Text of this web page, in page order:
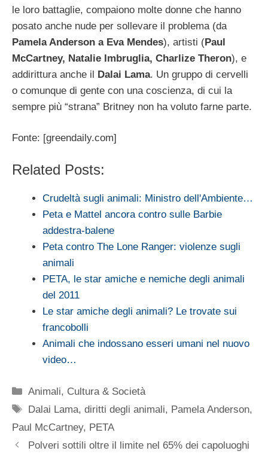
le loro battaglie, compaiono molte donne che hanno
posato anche nude per sollevare il problema (da
Pamela Anderson a Eva Mendes), artisti (Paul
McCartney, Natalie Imbruglia, Charlize Theron), e
addirittura anche il Dalai Lama. Un gruppo di cervelli
o comunque di gente con una coscienza, di cui la
sempre più “strana” Britney non ha voluto farne parte.
Fonte: [greendaily.com]
Related Posts:
Crudeltà sugli animali: Ministro dell'Ambiente…
Peta e Mattel ancora contro sulle Barbie
addestra-balene
Peta contro The Lone Ranger: violenze sugli
animali
PETA, le star amiche e nemiche degli animali
del 2011
Le star amiche degli animali? Le trovate sui
francobolli
Animali che indossano esseri umani nel nuovo
video…
Categorie
Animali, Cultura & Società
Tag
Dalai Lama,diritti degli animali, Pamela Anderson,
Paul McCartney, PETA
Polveri sottili oltre il limite nel 65% dei capoluoghi